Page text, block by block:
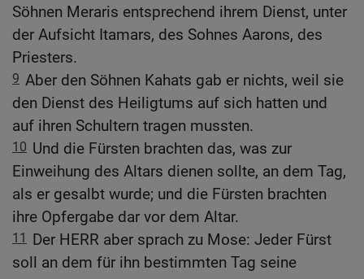
Söhnen Meraris entsprechend ihrem Dienst, unter
der Aufsicht Itamars, des Sohnes Aarons, des
Priesters.
9 Aber den Söhnen Kahats gab er nichts, weil sie
den Dienst des Heiligtums auf sich hatten und
auf ihren Schultern tragen mussten.
10 Und die Fürsten brachten das, was zur
Einweihung des Altars dienen sollte, an dem Tag,
als er gesalbt wurde; und die Fürsten brachten
ihre Opfergabe dar vor dem Altar.
11
Der HERR aber sprach zu Mose: Jeder Fürst
soll an dem für ihn bestimmten Tag seine